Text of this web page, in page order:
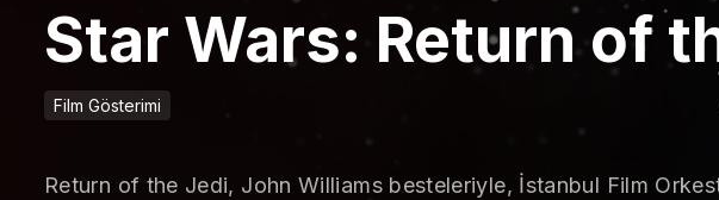
Star Wars: Return of
Film Gösterimi
Return of the Jedi, John Williams besteleriyle, İstanbul Film